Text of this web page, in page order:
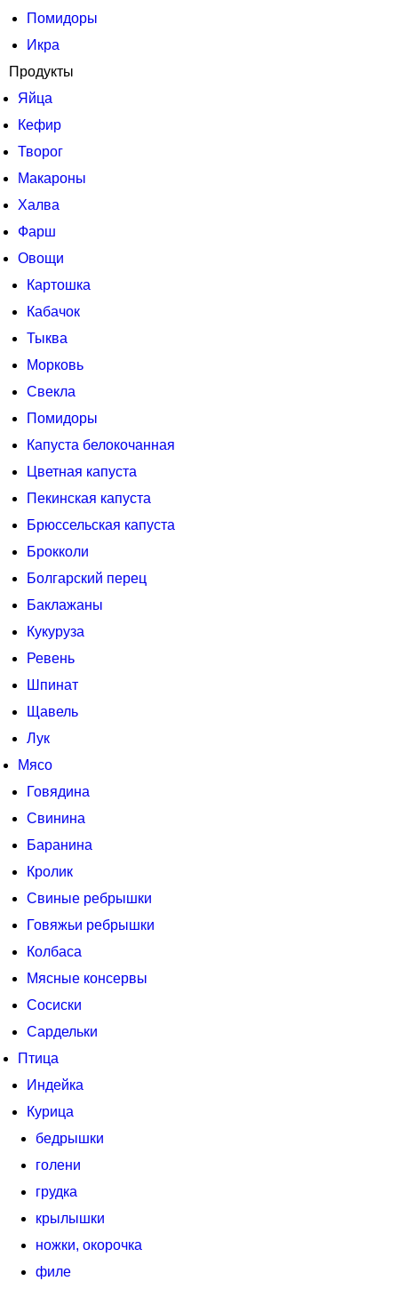
Помидоры
Икра
Продукты
Яйца
Кефир
Творог
Макароны
Халва
Фарш
Овощи
Картошка
Кабачок
Тыква
Морковь
Свекла
Помидоры
Капуста белокочанная
Цветная капуста
Пекинская капуста
Брюссельская капуста
Брокколи
Болгарский перец
Баклажаны
Кукуруза
Ревень
Шпинат
Щавель
Лук
Мясо
Говядина
Свинина
Баранина
Кролик
Свиные ребрышки
Говяжьи ребрышки
Колбаса
Мясные консервы
Сосиски
Сардельки
Птица
Индейка
Курица
бедрышки
голени
грудка
крылышки
ножки, окорочка
филе